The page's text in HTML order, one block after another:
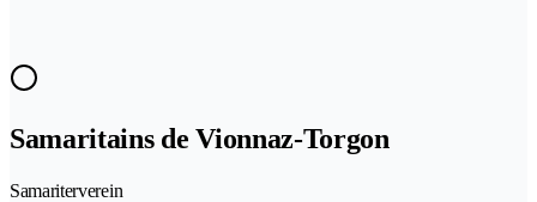
Samaritains de Vionnaz-Torgon
Samariterverein